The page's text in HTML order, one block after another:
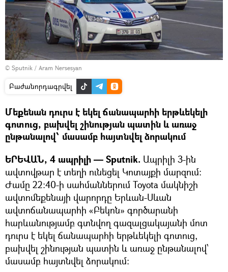
© Sputnik / Aram Nersesyan
Բաժանորդագրվել
Մեքենան դուրս է եկել ճանապարհի երթևեկելի
գոտուց, բախվել շինության պատին և առաջ
ընթանալով՝ մասամբ հայտնվել ձորակում
ԵՐԵՎԱՆ, 4 ապրիլի — Sputnik. Ապրիլի 3-ին
ավտովթար է տեղի ունեցել Կոտայքի մարզում:
Ժամը 22:40-ի սահմաններում Toyota մակնիշի
ավտոմեքենայի վարորդը Երևան-Սևան
ավտոճանապարհի «Բեկոն» գործարանի
հարևանությամբ գտնվող գազալցակայանի մոտ
դուրս է եկել ճանապարհի երթևեկելի գոտուց,
բախվել շինության պատին և առաջ ընթանալով՝
մասամբ հայտնվել ձորակում: